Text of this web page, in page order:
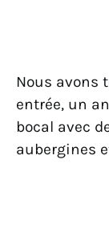
Nous avons
entrée, un
bocal avec
aubergines